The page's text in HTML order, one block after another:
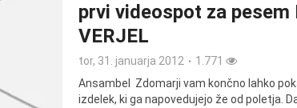
prvi videospot za pesem
VERJEL
tor, 31. januarja 2012
1.771
Ansambel Zdomarji vam končno lahko
izdelek, ki ga napovedujejo že od poletja.